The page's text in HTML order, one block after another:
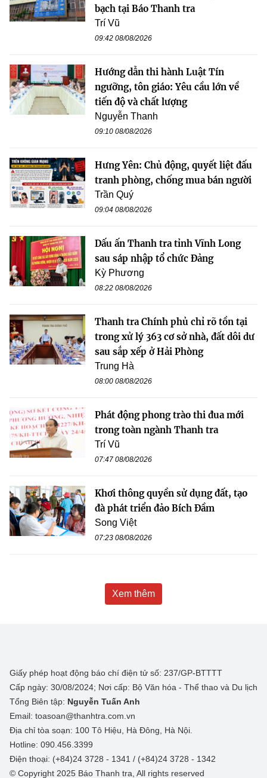
bạch tại Báo Thanh tra
Trí Vũ
09:42 08/08/2026
Hướng dẫn thi hành Luật Tín
ngưỡng, tôn giáo: Yêu cầu lớn về
tiến độ và chất lượng
Nguyễn Thanh
09:10 08/08/2026
Hưng Yên: Chủ động, quyết liệt đấu
tranh phòng, chống mua bán người
Trần Quý
09:04 08/08/2026
Dấu ấn Thanh tra tỉnh Vĩnh Long
sau sáp nhập tổ chức Đảng
Kỳ Phương
08:22 08/08/2026
Thanh tra Chính phủ chỉ rõ tồn tại
trong xử lý 363 cơ sở nhà, đất dôi dư
sau sắp xếp ở Hải Phòng
Trung Hà
08:00 08/08/2026
Phát động phong trào thi đua mới
trong toàn ngành Thanh tra
Trí Vũ
07:47 08/08/2026
Khơi thông quyền sử dụng đất, tạo
đà phát triển đảo Bích Đầm
Song Việt
07:23 08/08/2026
Xem thêm
Giấy phép hoạt động báo chí điện tử số: 237/GP-BTTTT
Cấp ngày: 30/08/2024; Nơi cấp: Bộ Văn hóa - Thể thao và Du lịch
Tổng Biên tập: Nguyễn Tuấn Anh
Email: toasoan@thanhtra.com.vn
Địa chỉ tòa soạn: 100 Tô Hiệu, Hà Đông, Hà Nội.
Hotline: 090.456.3399
Điện thoại: (+84)24 3728 - 1341 / (+84)24 3728 - 1342
© Copyright 2025 Báo Thanh tra, All rights reserved